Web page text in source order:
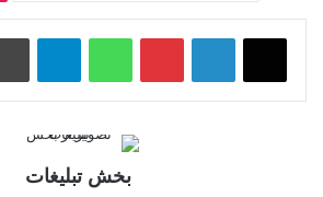
پینتریستواتس آپ تلگرام
بخش تبلیغات